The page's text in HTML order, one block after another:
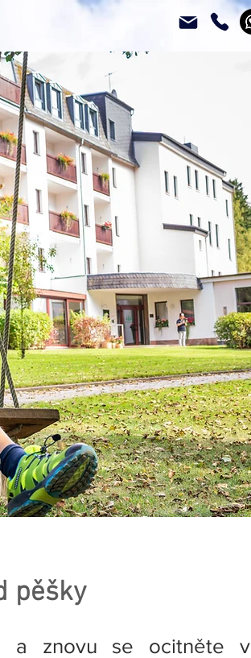
pěšky
a znovu se ocitněte v